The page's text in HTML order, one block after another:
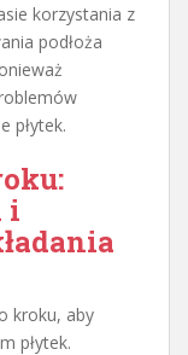
korzystania z
podłoża
płytek.
i
kroku, aby
płytek.